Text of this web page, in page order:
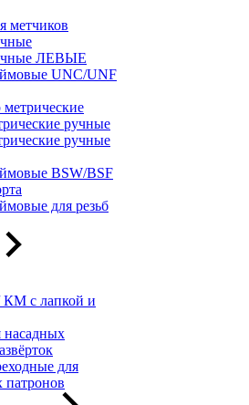
метчиков
ЛЕВЫЕ
UNC/UNF
ручные
ручные
BSW/BSF
для резьб
с лапкой и
насадных
для
патронов